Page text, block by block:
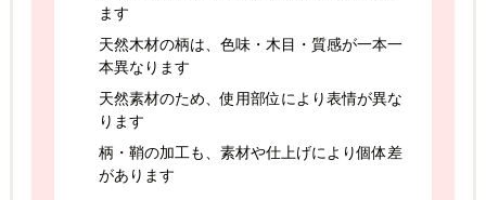
ます
天然木材の柄は、色味・木目・質感が一本一
本異なります
天然素材のため、使用部位により表情が異な
ります
柄・鞘の加工も、素材や仕上げにより個体差
があります